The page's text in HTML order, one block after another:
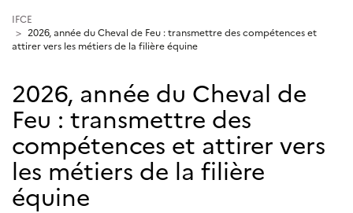
IFCE
2026, année du Cheval de Feu : transmettre des compétences et
attirer vers les métiers de la filière équine
2026, année du Cheval de
Feu : transmettre des
compétences et attirer vers
les métiers de la filière
équine